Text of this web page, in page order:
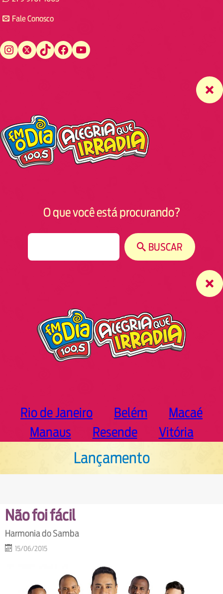
Fale Conosco
Instagram Twitter TikTok Facebook YouTube
O que você está procurando?
BUSCAR
Rio de Janeiro Belém
Macaé
Manaus
Resende Vitória
Lançamento
Não foi fácil
Harmonia do Samba
15/06/2015